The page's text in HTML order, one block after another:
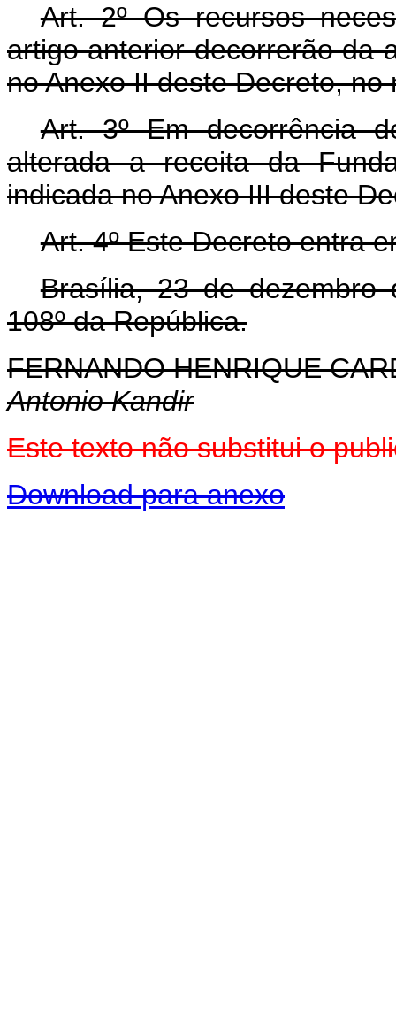
Art. 2º Os recursos
artigo anterior decorrerão da
no Anexo II deste Decreto,
Art. 3º Em decorrência
alterada a receita da
indicada no Anexo III deste
Art. 4º Este Decreto entra
Brasília, 23 de dezembro
108º da República.
FERNANDO HENRIQUE
Antonio Kandir
Este texto não substitui o
Download para anexo